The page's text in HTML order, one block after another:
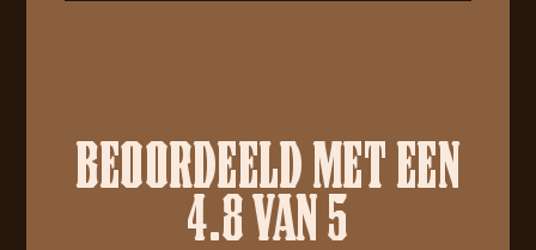
BEOORDEELD MET EEN
4.8 VAN 5